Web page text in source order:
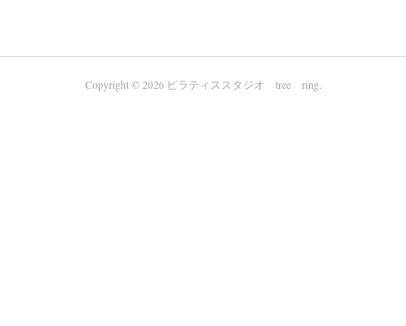
Copyright ©2026 ピラティススタジオ tree ring.